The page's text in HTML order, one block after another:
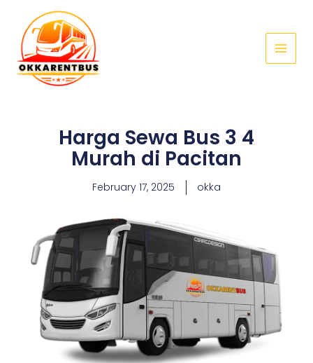
content
Menu
Harga Sewa Bus 3 4
Murah di Pacitan
February 17, 2025 okka